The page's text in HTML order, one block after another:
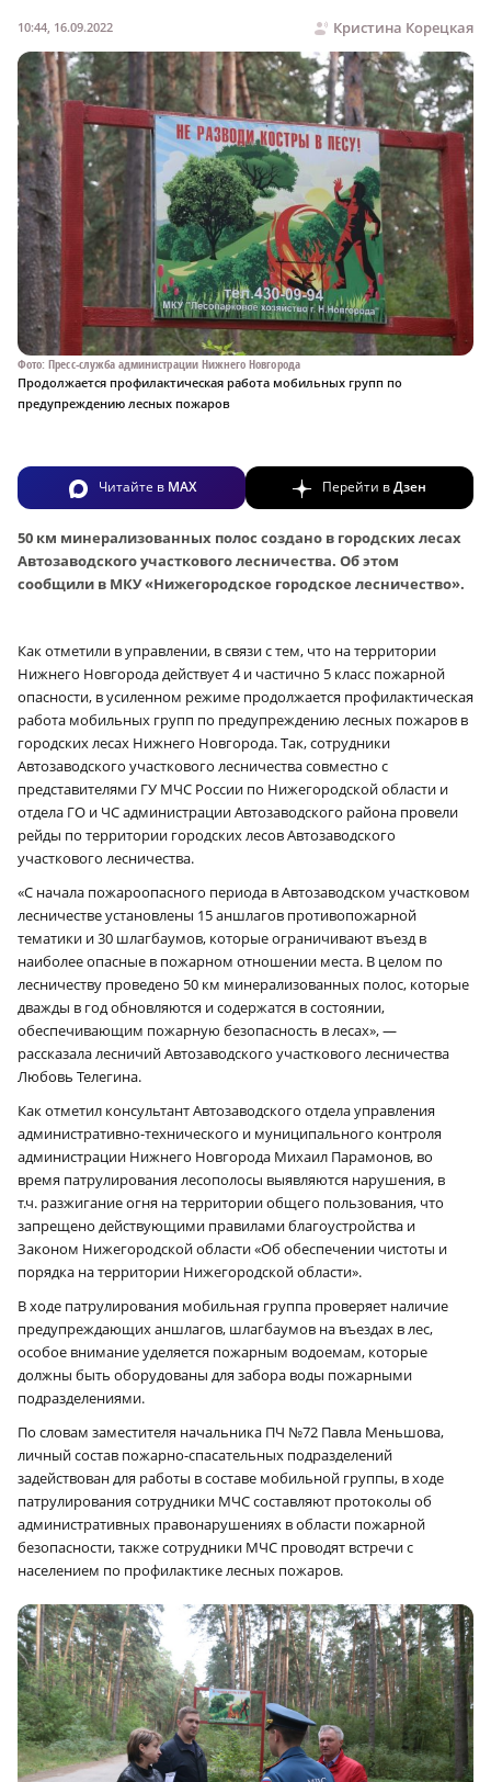
Кристина Корецкая
10:44, 16.09.2022
Фото: Пресс-служба администрации Нижнего Новгорода
Продолжается профилактическая работа мобильных групп по
предупреждению лесных пожаров
Читайте в MAX Перейти вДзен
50 км минерализованных полос создано в городских лесах
Автозаводского участкового лесничества. Об этом
сообщили в МКУ «Нижегородское городское лесничество».
Как отметили в управлении, в связи с тем, что на территории
Нижнего Новгорода действует 4 и частично 5 класс пожарной
опасности, в усиленном режиме продолжается профилактическая
работа мобильных групп по предупреждению лесных пожаров в
городских лесах Нижнего Новгорода. Так, сотрудники
Автозаводского участкового лесничества совместно с
представителями ГУ МЧС России по Нижегородской области и
отдела ГО и ЧС администрации Автозаводского района провели
рейды по территории городских лесов Автозаводского
участкового лесничества.
«С начала пожароопасного периода в Автозаводском участковом
лесничестве установлены 15 аншлагов противопожарной
тематики и 30 шлагбаумов, которые ограничивают въезд в
наиболее опасные в пожарном отношении места. В целом по
лесничеству проведено 50 км минерализованных полос, которые
дважды в год обновляются и содержатся в состоянии,
обеспечивающим пожарную безопасность в лесах», —
рассказала лесничий Автозаводского участкового лесничества
Любовь Телегина.
Как отметил консультант Автозаводского отдела управления
административно-технического и муниципального контроля
администрации Нижнего Новгорода Михаил Парамонов, во
время патрулирования лесополосы выявляются нарушения, в
т.ч. разжигание огня на территории общего пользования, что
запрещено действующими правилами благоустройства и
Законом Нижегородской области «Об обеспечении чистоты и
порядка на территории Нижегородской области».
В ходе патрулирования мобильная группа проверяет наличие
предупреждающих аншлагов, шлагбаумов на въездах в лес,
особое внимание уделяется пожарным водоемам, которые
должны быть оборудованы для забора воды пожарными
подразделениями.
По словам заместителя начальника ПЧ №72 Павла Меньшова,
личный состав пожарно-спасательных подразделений
задействован для работы в составе мобильной группы, в ходе
патрулирования сотрудники МЧС составляют протоколы об
административных правонарушениях в области пожарной
безопасности, также сотрудники МЧС проводят встречи с
населением по профилактике лесных пожаров.